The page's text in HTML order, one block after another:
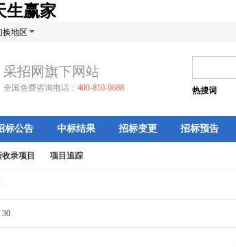
生赢家
换地区
采招网旗下网站
全国免费咨询电话： 400-810-9688 热搜词
标公告 中标结果 招标变更 招标预告
录项目 项目追踪
30